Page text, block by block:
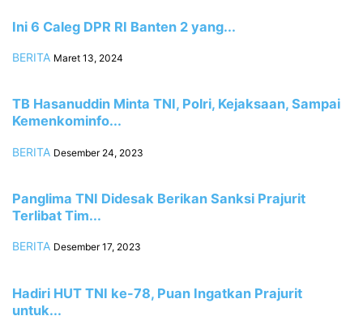
Ini 6 Caleg DPR RI Banten 2 yang...
BERITA Maret 13, 2024
TB Hasanuddin Minta TNI, Polri, Kejaksaan, Sampai
Kemenkominfo...
BERITA Desember 24, 2023
Panglima TNI Didesak Berikan Sanksi Prajurit
Terlibat Tim...
BERITA Desember 17, 2023
Hadiri HUT TNI ke-78, Puan Ingatkan Prajurit
untuk...